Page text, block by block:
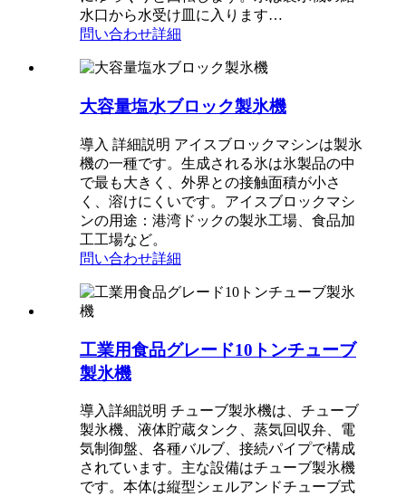
水口から水受け皿に入ります…
問い合わせ詳細
大容量塩水ブロック製氷機
導入 詳細説明 アイスブロックマシンは製氷
機の一種です。生成される氷は氷製品の中
で最も大きく、外界との接触面積が小さ
く、溶けにくいです。アイスブロックマシ
ンの用途：港湾ドックの製氷工場、食品加
工工場など。
問い合わせ詳細
工業用食品グレード10トンチューブ
製氷機
導入詳細説明 チューブ製氷機は、チューブ
製氷機、液体貯蔵タンク、蒸気回収弁、電
気制御盤、各種バルブ、接続パイプで構成
されています。主な設備はチューブ製氷機
です。本体は縦型シェルアンドチューブ式